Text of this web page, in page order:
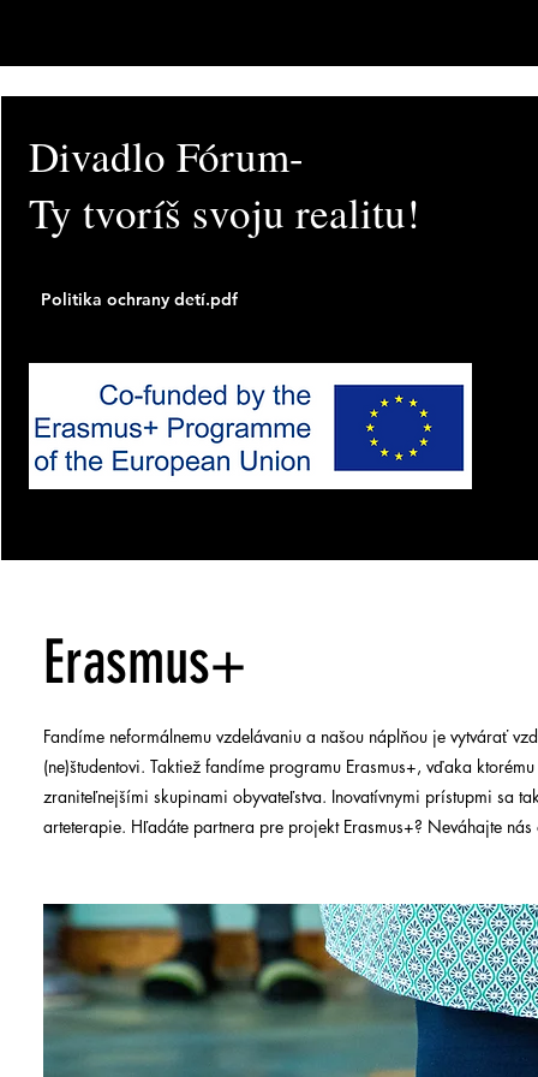
Divadlo Fórum-
Ty tvoríš svoju realitu!
Politika ochrany detí.pdf
Erasmus+
Fandíme neformálnemu vzdelávaniu a našou náplňou je vytvárať
(ne)študentovi. Taktiež fandíme programu Erasmus+, vďaka
zraniteľnejšími skupinami obyvateľstva. Inovatívnymi prístupmi sa
arteterapie. Hľadáte partnera pre projekt Erasmus+? Neváhajte